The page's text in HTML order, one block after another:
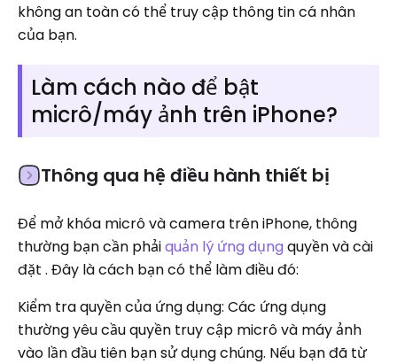
không an toàn có thể truy cập thông tin cá nhân
của bạn.
Làm cách nào để bật
micrô/máy ảnh trên iPhone?
Thông qua hệ điều hành thiết bị
Để mở khóa micrô và camera trên iPhone, thông
thường bạn cần phảiquản lý ứng dụng quyền và cài
đặt . Đây là cách bạn có thể làm điều đó:
Kiểm tra quyền của ứng dụng: Các ứng dụng
thường yêu cầu quyền truy cập micrô và máy ảnh
vào lần đầu tiên bạn sử dụng chúng. Nếu bạn đã từ